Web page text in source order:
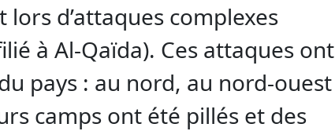
d’attaques complexes
à Al-Qaïda). Ces attaques ont
pays : au nord, au nord-ouest
camps ont été pillés et des